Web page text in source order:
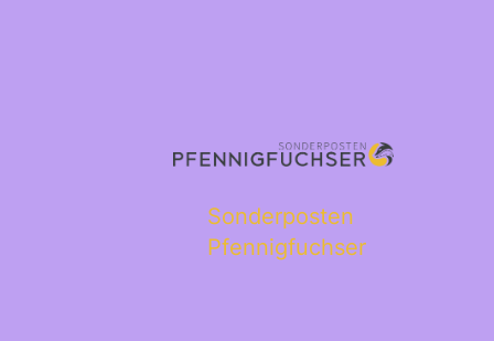
Sonderposten
Pfennigfuchser